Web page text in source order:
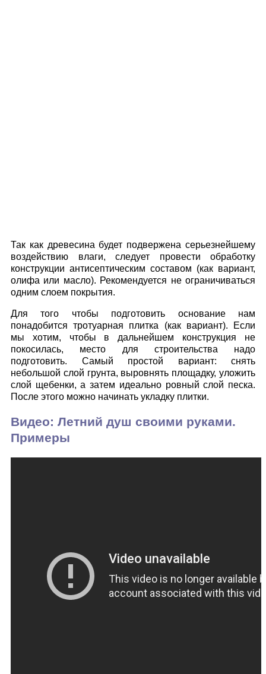
Так как древесина будет подвержена серьезнейшему
воздействию влаги, следует провести обработку
конструкции антисептическим составом (как вариант,
олифа или масло). Рекомендуется не ограничиваться
одним слоем покрытия.
Для того чтобы подготовить основание нам
понадобится тротуарная плитка (как вариант). Если
мы хотим, чтобы в дальнейшем конструкция не
покосилась, место для строительства надо
подготовить. Самый простой вариант: снять
небольшой слой грунта, выровнять площадку, уложить
слой щебенки, а затем идеально ровный слой песка.
После этого можно начинать укладку плитки.
Видео: Летний душ своими руками.
Примеры